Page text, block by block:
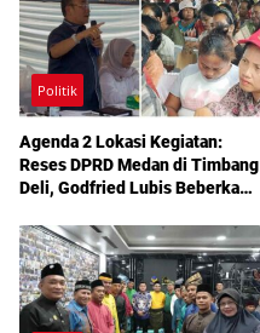
Politik
Agenda 2 Lokasi Kegiatan:
Reses DPRD Medan di Timbang
Deli, Godfried Lubis Beberkan
Layanan Kesehatan Gratis